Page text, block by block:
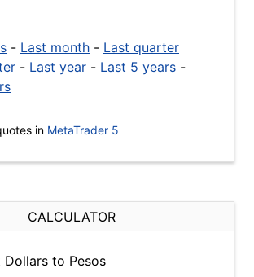
- Last month - Last quarter
- Last year - Last 5 years -
in MetaTrader 5
CALCULATOR
Dollars to Pesos